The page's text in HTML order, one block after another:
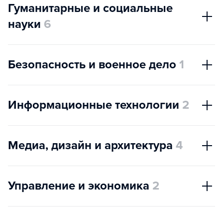
Гуманитарные и социальные
науки 6
Безопасность и военное дело 1
Информационные технологии 2
Медиа, дизайн и архитектура 4
Управление и экономика 2